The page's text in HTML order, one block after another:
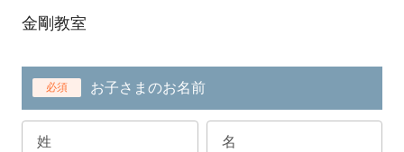
金剛教室
必須 お子さまのお名前